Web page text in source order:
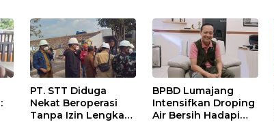
Serentak di SAE
Ngajum
PT. STT Diduga
Nekat Beroperasi
Tanpa Izin Lengkap,
BPBD Lumajang
Intensifkan Droping
Air Bersih Hadapi